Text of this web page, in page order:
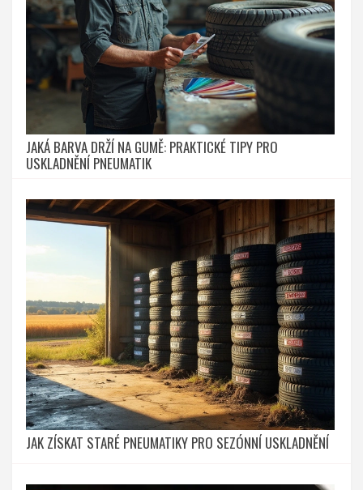
JAKÁ BARVA DRŽÍ NA GUMĚ: PRAKTICKÉ TIPY PRO
USKLADNĚNÍ PNEUMATIK
JAK ZÍSKAT STARÉ PNEUMATIKY PRO SEZÓNNÍ USKLADNĚNÍ